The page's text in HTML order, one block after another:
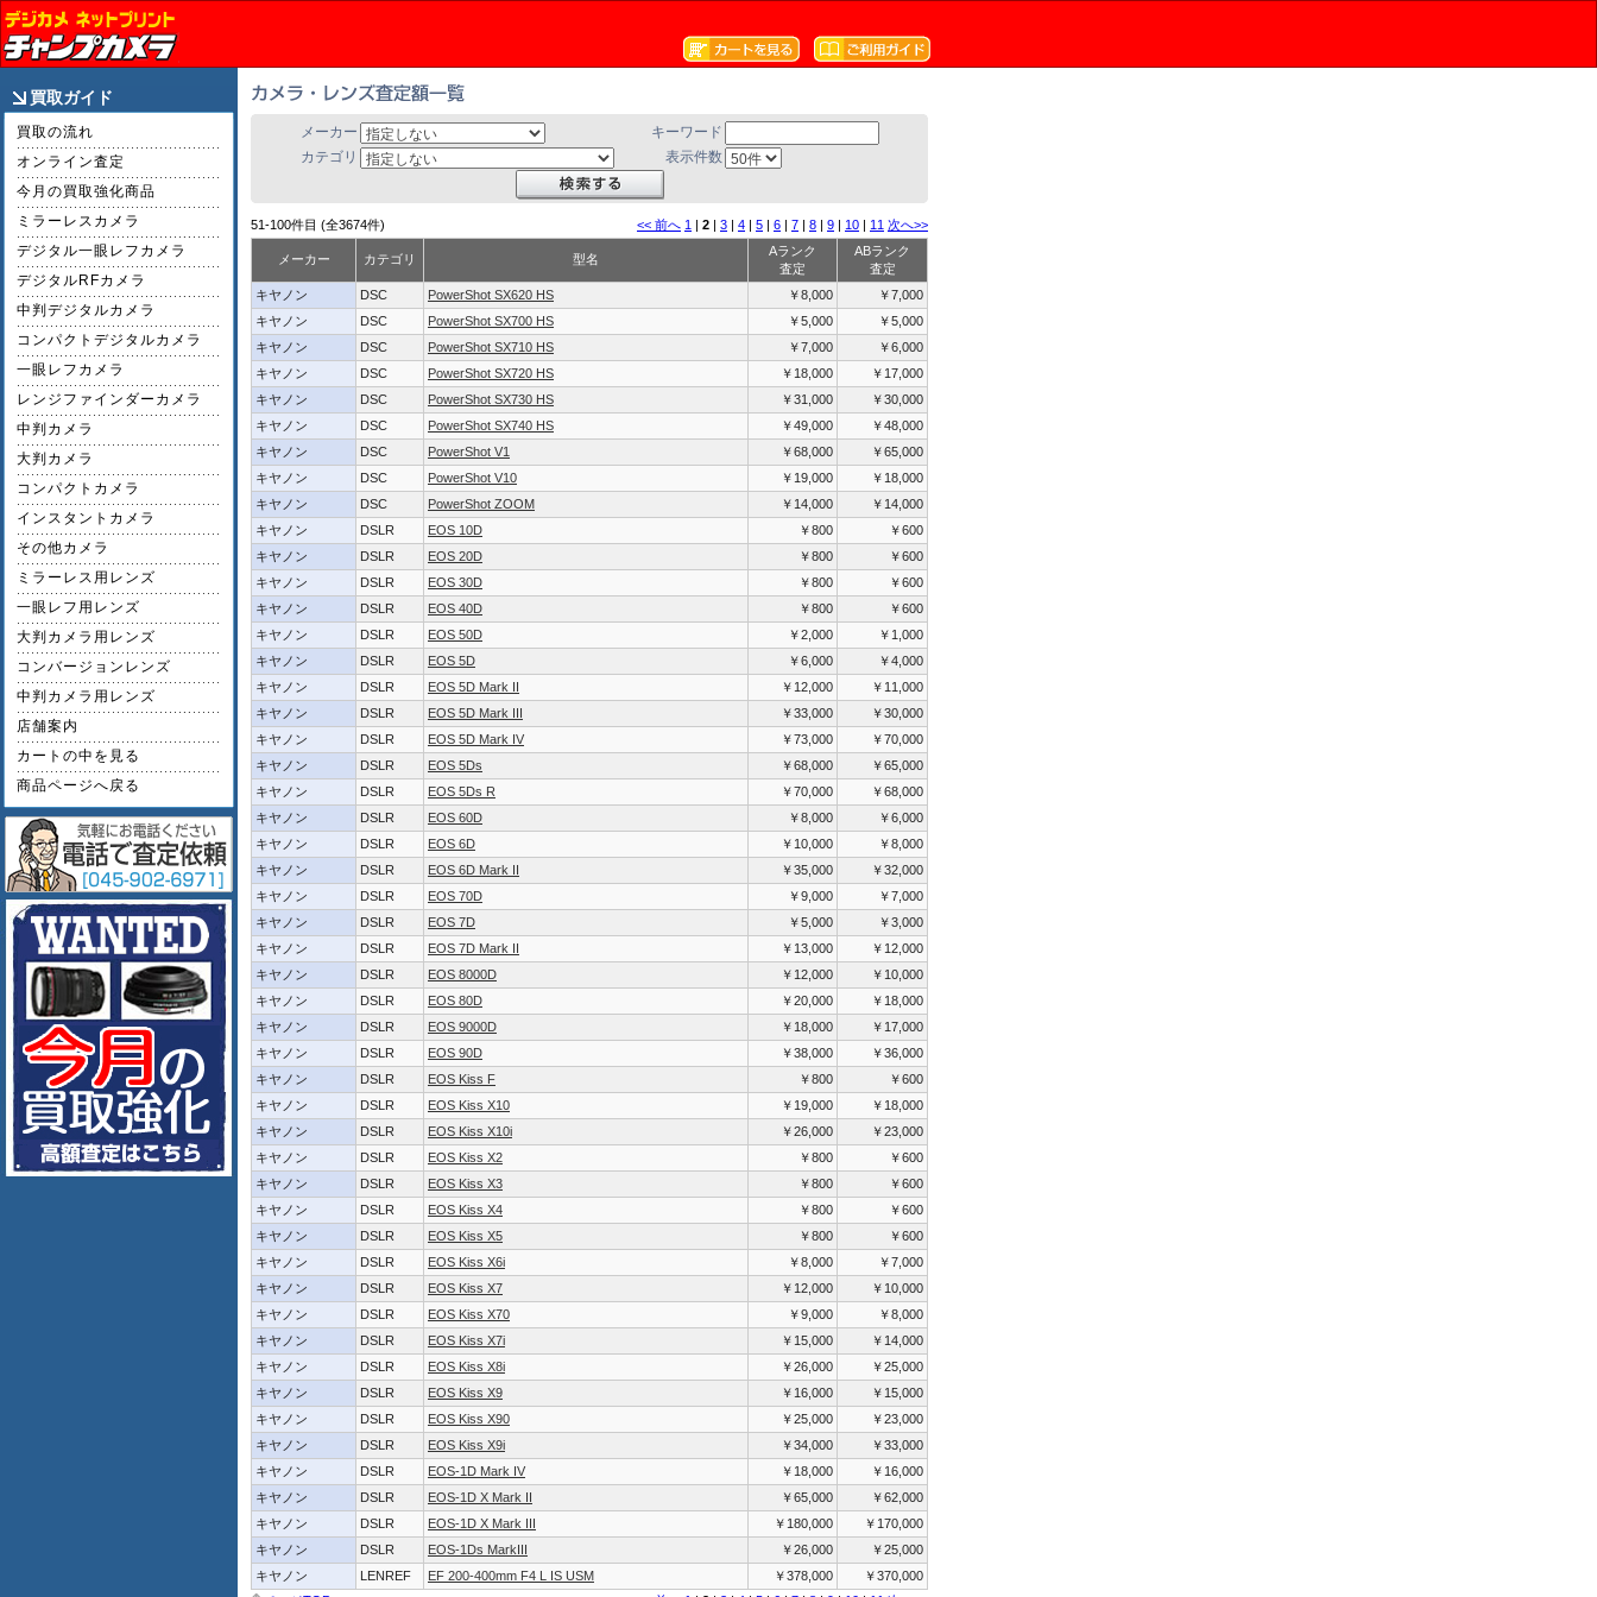
買取ガイド
買取の流れ
オンライン査定
今月の買取強化商品
ミラーレスカメラ
デジタル一眼レフカメラ
デジタルRFカメラ
中判デジタルカメラ
コンパクトデジタルカメラ
一眼レフカメラ
レンジファインダーカメラ
中判カメラ
大判カメラ
コンパクトカメラ
インスタントカメラ
その他カメラ
ミラーレス用レンズ
一眼レフ用レンズ
大判カメラ用レンズ
コンバージョンレンズ
中判カメラ用レンズ
店舗案内
カートの中を見る
商品ページへ戻る
メーカー
キーワード
カテゴリ
表示件数
51-100件目 (全3674件) << 前へ 1 | 2 | 3 | 4 | 5 | 6 | 7 | 8 | 9 | 10 | 11 次へ>>
メーカー カテゴリ 型名
Aランク
査定
ABランク
査定
キヤノン
DSC PowerShot SX620 HS ￥8,000
￥7,000
キヤノン
DSC PowerShot SX700 HS ￥5,000
￥5,000
キヤノン
DSC PowerShot SX710 HS ￥7,000
￥6,000
キヤノン
DSC PowerShot SX720 HS ￥18,000
￥17,000
キヤノン
DSC PowerShot SX730 HS ￥31,000
￥30,000
キヤノン
DSC PowerShot SX740 HS ￥49,000
￥48,000
キヤノン
DSC PowerShot V1 ￥68,000
￥65,000
キヤノン
DSC PowerShot V10 ￥19,000
￥18,000
キヤノン
DSC PowerShot ZOOM ￥14,000
￥14,000
キヤノン
DSLR EOS 10D ￥800
￥600
キヤノン
DSLR EOS 20D ￥800
￥600
キヤノン
DSLR EOS 30D ￥800
￥600
キヤノン
DSLR EOS 40D ￥800
￥600
キヤノン
DSLR EOS 50D ￥2,000
￥1,000
キヤノン
DSLR EOS 5D ￥6,000
￥4,000
キヤノン
DSLR EOS 5D Mark II ￥12,000
￥11,000
キヤノン
DSLR EOS 5D Mark III ￥33,000
￥30,000
キヤノン
DSLR EOS 5D Mark IV ￥73,000
￥70,000
キヤノン
DSLR EOS 5Ds ￥68,000
￥65,000
キヤノン
DSLR EOS 5Ds R ￥70,000
￥68,000
キヤノン
DSLR EOS 60D ￥8,000
￥6,000
キヤノン
DSLR EOS 6D ￥10,000
￥8,000
キヤノン
DSLR EOS 6D Mark II ￥35,000
￥32,000
キヤノン
DSLR EOS 70D ￥9,000
￥7,000
キヤノン
DSLR EOS 7D ￥5,000
￥3,000
キヤノン
DSLR EOS 7D Mark II ￥13,000
￥12,000
キヤノン
DSLR EOS 8000D ￥12,000
￥10,000
キヤノン
DSLR EOS 80D ￥20,000
￥18,000
キヤノン
DSLR EOS 9000D ￥18,000
￥17,000
キヤノン
DSLR EOS 90D ￥38,000
￥36,000
キヤノン
DSLR EOS Kiss F ￥800
￥600
キヤノン
DSLR EOS Kiss X10 ￥19,000
￥18,000
キヤノン
DSLR EOS Kiss X10i ￥26,000
￥23,000
キヤノン
DSLR EOS Kiss X2 ￥800
￥600
キヤノン
DSLR EOS Kiss X3 ￥800
￥600
キヤノン
DSLR EOS Kiss X4 ￥800
￥600
キヤノン
DSLR EOS Kiss X5 ￥800
￥600
キヤノン
DSLR EOS Kiss X6i ￥8,000
￥7,000
キヤノン
DSLR EOS Kiss X7 ￥12,000
￥10,000
キヤノン
DSLR EOS Kiss X70 ￥9,000
￥8,000
キヤノン
DSLR EOS Kiss X7i ￥15,000
￥14,000
キヤノン
DSLR EOS Kiss X8i ￥26,000
￥25,000
キヤノン
DSLR EOS Kiss X9 ￥16,000
￥15,000
キヤノン
DSLR EOS Kiss X90 ￥25,000
￥23,000
キヤノン
DSLR EOS Kiss X9i ￥34,000
￥33,000
キヤノン
DSLR EOS-1D Mark IV ￥18,000
￥16,000
キヤノン
DSLR EOS-1D X Mark II ￥65,000
￥62,000
キヤノン
DSLR EOS-1D X Mark III ￥180,000
￥170,000
キヤノン
DSLR EOS-1Ds MarkIII ￥26,000
￥25,000
キヤノン
LENREF EF 200-400mm F4 L IS USM ￥378,000
￥370,000